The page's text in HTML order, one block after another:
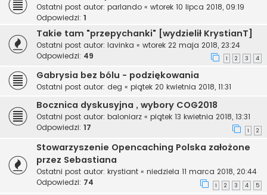
Ostatni post autor: parlando « wtorek 10 lipca 2018, 09:19
Odpowiedzi: 1
Takie tam "przepychanki" [wydzielił KrystianT]
Ostatni post autor: lavinka « wtorek 22 maja 2018, 23:24
Odpowiedzi: 49 1 2 3 4
Gabrysia bez bólu - podziękowania
Ostatni post autor: deg « piątek 20 kwietnia 2018, 11:31
Bocznica dyskusyjna , wybory COG2018
Ostatni post autor: baloniarz « piątek 13 kwietnia 2018, 13:31
Odpowiedzi: 17 1 2
Stowarzyszenie Opencaching Polska założone
przez Sebastiana
Ostatni post autor: krystiant « niedziela 11 marca 2018, 20:44
Odpowiedzi: 74 1 2 3 4 5